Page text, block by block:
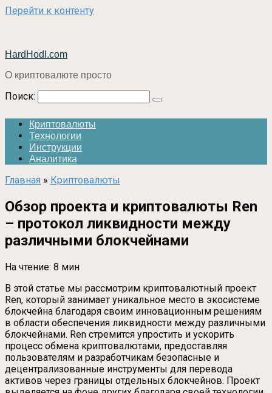
Перейти к контенту
HardHodl.com
О криптовалюте просто
Поиск:
Криптовалюты
Технологии
Инструкции
Аналитика
Главная » Криптовалюты
Обзор проекта и криптовалюты Ren
– протокол ликвидности между
различными блокчейнами
На чтение: 8 мин
В этой статье мы рассмотрим криптовалютный проект
Ren, который занимает уникальное место в экосистеме
блокчейна благодаря своим инновационным решениям
в области обеспечения ликвидности между различными
блокчейнами. Ren стремится упростить и ускорить
процесс обмена криптовалютами, предоставляя
пользователям и разработчикам безопасные и
децентрализованные инструменты для перевода
активов через границы отдельных блокчейнов. Проект